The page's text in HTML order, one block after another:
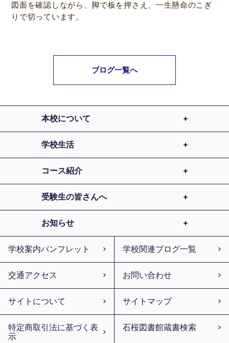
図面を確認しながら、脚で板を押さえ、一生懸命のこぎ
りで切っています。
ブログ一覧へ
本校について
学校生活
コース紹介
受験生の皆さんへ
お知らせ
学校案内パンフレット 学校関連ブログ一覧
交通アクセス お問い合わせ
サイトについて サイトマップ
特定商取引法に基づく表
示
石桜図書館蔵書検索